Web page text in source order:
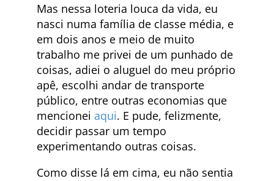
Mas nessa loteria louca da vida, eu
nasci numa família de classe média, e
em dois anos e meio de muito
trabalho me privei de um punhado de
coisas, adiei o aluguel do meu próprio
apê, escolhi andar de transporte
público, entre outras economias que
mencionei aqui. E pude, felizmente,
decidir passar um tempo
experimentando outras coisas.
Como disse lá em cima, eu não sentia